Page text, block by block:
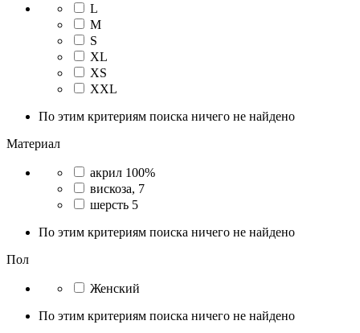
L
M
S
XL
XS
XXL
По этим критериям поиска ничего не найдено
Материал
акрил 100%
вискоза, 7
шерсть 5
По этим критериям поиска ничего не найдено
Пол
Женский
По этим критериям поиска ничего не найдено